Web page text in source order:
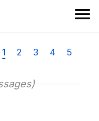
1 2 3 4 5